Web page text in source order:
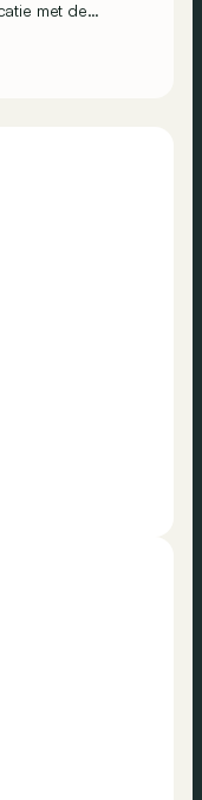
met de
afscheid te
in één premium